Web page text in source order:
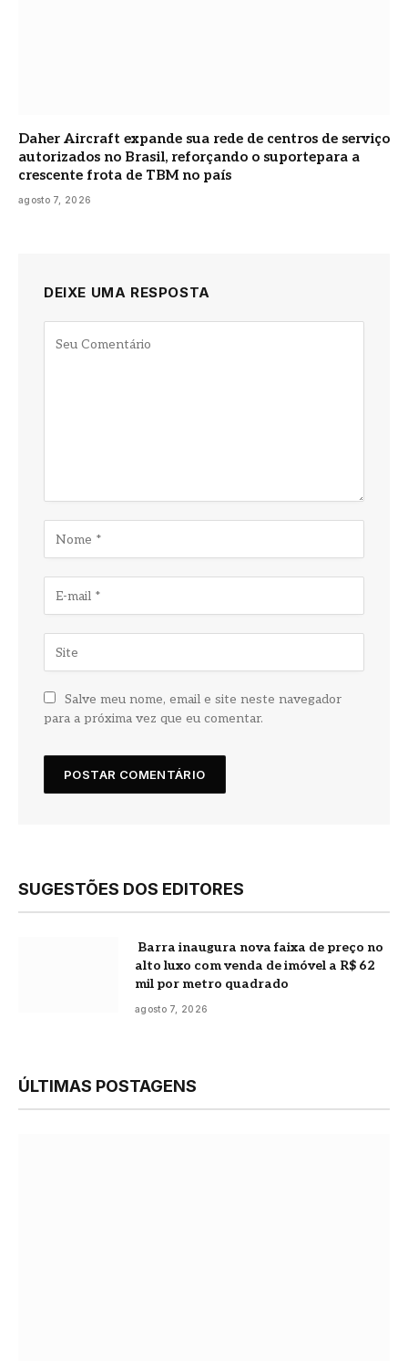
Daher Aircraft expande sua rede de centros de serviço
autorizados no Brasil, reforçando o suportepara a
crescente frota de TBM no país
agosto 7, 2026
DEIXE UMA RESPOSTA
Salve meu nome, email e site neste navegador
para a próxima vez que eu comentar.
SUGESTÕES DOS EDITORES
Barra inaugura nova faixa de preço no
alto luxo com venda de imóvel a R$ 62
mil por metro quadrado
agosto 7, 2026
ÚLTIMAS POSTAGENS